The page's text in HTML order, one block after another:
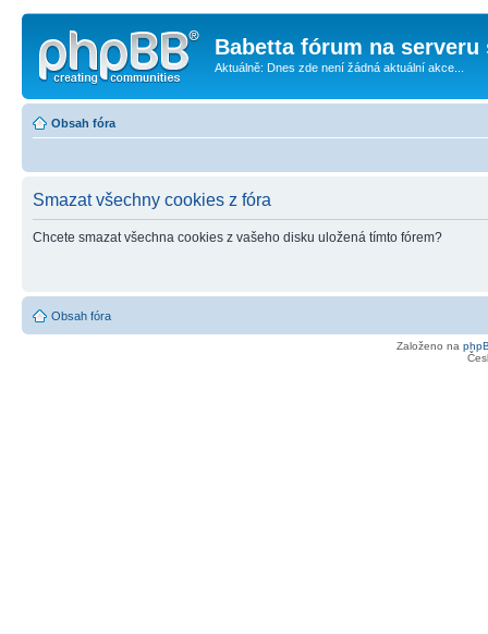
Babetta fórum na serveru
Aktuálně: Dnes zde není žádná aktuální akce...
Obsah fóra
Smazat všechny cookies z fóra
Chcete smazat všechna cookies z vašeho disku uložená tímto fórem?
Obsah fóra
Založeno na